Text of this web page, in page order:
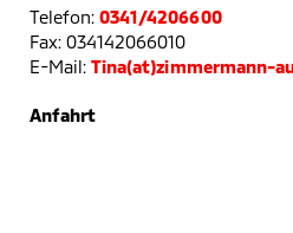
Telefon: 0341/4206600
Fax: 034142066010
E-Mail: Tina(at)zimmermann-
Anfahrt